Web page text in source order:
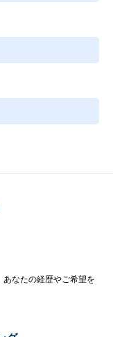
活用が進む物流ロ
ロのサブスクリプシ
クを活用したロボッ
ます。
なたの経歴やご希望を